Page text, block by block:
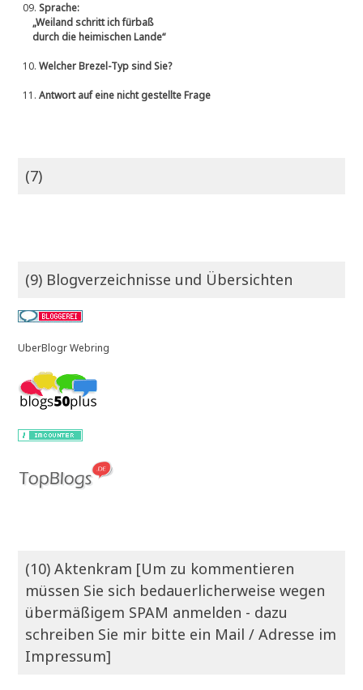
09.Sprache:
„Weiland schritt ich fürbaß
durch die heimischen Lande“
10.Welcher Brezel-Typ sind Sie?
11.Antwort auf eine nicht gestellte Frage
(7)
(9) Blogverzeichnisse und Übersichten
UberBlogr Webring
(10) Aktenkram [Um zu kommentieren
müssen Sie sich bedauerlicherweise wegen
übermäßigem SPAM anmelden - dazu
schreiben Sie mir bitte ein Mail / Adresse im
Impressum]